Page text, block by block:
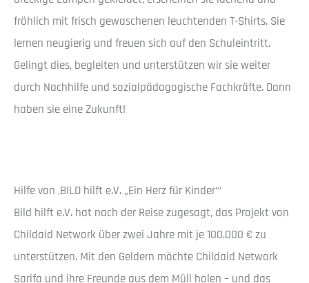
fröhlich mit frisch gewaschenen leuchtenden T-Shirts. Sie
lernen neugierig und freuen sich auf den Schuleintritt.
Gelingt dies, begleiten und unterstützen wir sie weiter
durch Nachhilfe und sozialpädagogische Fachkräfte. Dann
haben sie eine Zukunft!
Hilfe von ‚BILD hilft e.V. „Ein Herz für Kinder“‘
Bild hilft e.V. hat nach der Reise zugesagt, das Projekt von
Childaid Network über zwei Jahre mit je 100.000 € zu
unterstützen. Mit den Geldern möchte Childaid Network
Sarifa und ihre Freunde aus dem Müll holen – und das